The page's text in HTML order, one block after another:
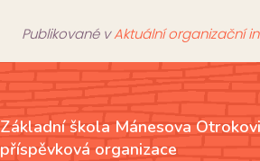
Publikované vAktuální organizační
Základní škola Mánesova
příspěvková organizace